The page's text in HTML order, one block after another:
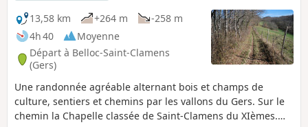
13,58 km
+264 m
-258 m
4h 40
Moyenne
Départ à Belloc-Saint-Clamens
(Gers)
Une randonnée agréable alternant bois et champs de
culture, sentiers et chemins par les vallons du Gers. Sur le
chemin la Chapelle classée de Saint-Clamens du XIèmes.